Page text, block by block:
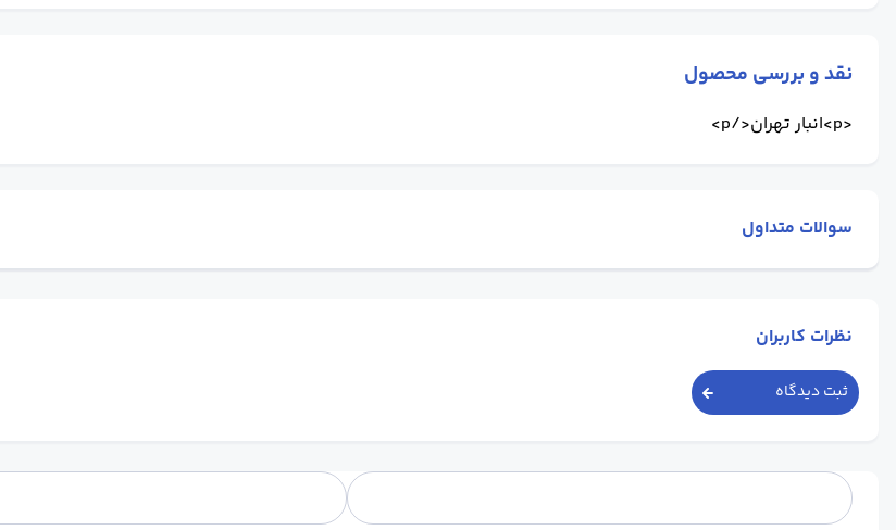
نقد و بررسی محصول
<p>انبار تهران</p>
سوالات متداول
نظرات کاربران
ثبت دیدگاه